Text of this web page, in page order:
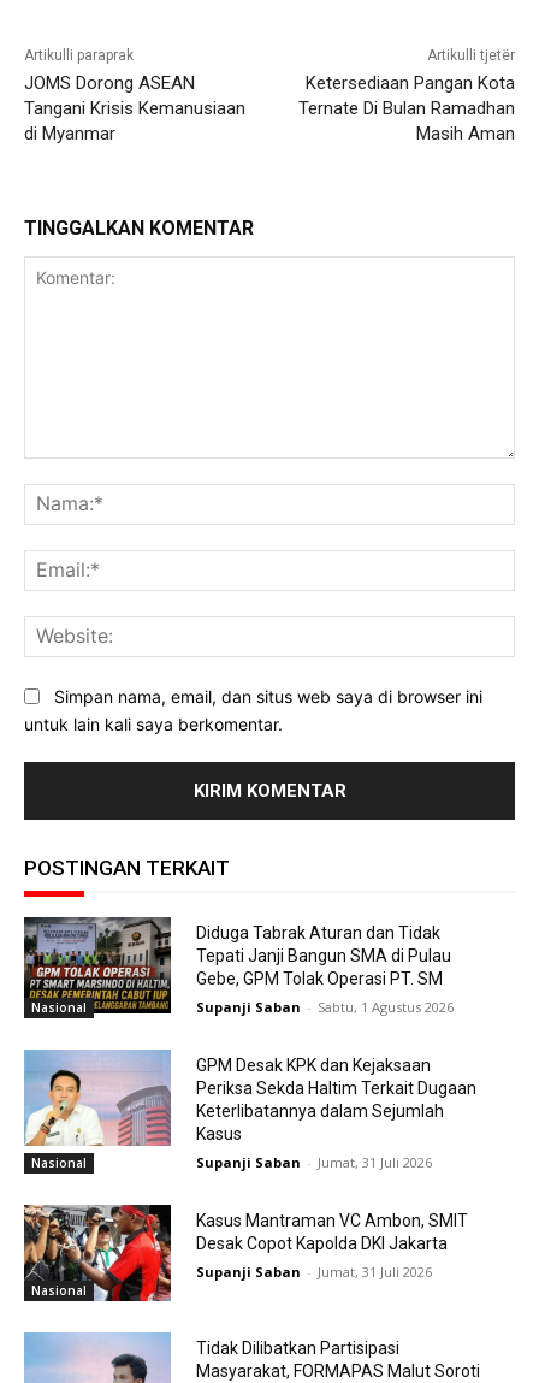
Artikulli paraprak
JOMS Dorong ASEAN
Tangani Krisis Kemanusiaan
di Myanmar
Artikulli tjetër
Ketersediaan Pangan Kota
Ternate Di Bulan Ramadhan
Masih Aman
TINGGALKAN KOMENTAR
Simpan nama, email, dan situs web saya di browser ini
untuk lain kali saya berkomentar.
POSTINGAN TERKAIT
Nasional
Diduga Tabrak Aturan dan Tidak
Tepati Janji Bangun SMA di Pulau
Gebe, GPM Tolak Operasi PT. SM
Supanji Saban - Sabtu, 1 Agustus 2026
Nasional
GPM Desak KPK dan Kejaksaan
Periksa Sekda Haltim Terkait Dugaan
Keterlibatannya dalam Sejumlah
Kasus
Supanji Saban - Jumat, 31 Juli 2026
Nasional
Kasus Mantraman VC Ambon, SMIT
Desak Copot Kapolda DKI Jakarta
Supanji Saban - Jumat, 31 Juli 2026
Tidak Dilibatkan Partisipasi
Masyarakat, FORMAPAS Malut Soroti